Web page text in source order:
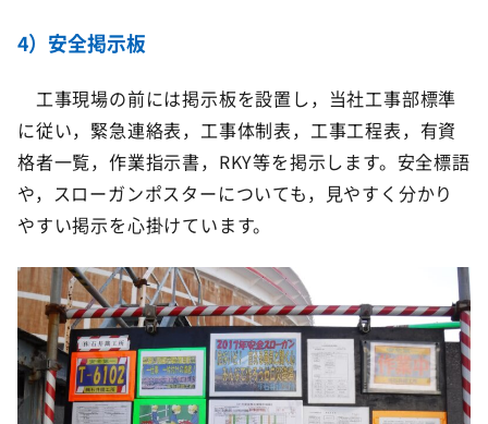
4）安全掲示板
工事現場の前には掲示板を設置し，当社工事部標準
に従い，緊急連絡表，工事体制表，工事工程表，有資
格者一覧，作業指示書，RKY等を掲示します。安全標語
や，スローガンポスターについても，見やすく分かり
やすい掲示を心掛けています。